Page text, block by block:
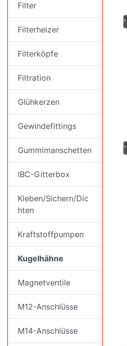
Filter
Filterheizer
Filterköpfe
Filtration
Glühkerzen
Gewindefittings
Gummimanschetten
IBC-Gitterbox
Kleben/Sichern/Dic
hten
Kraftstoffpumpen
Kugelhähne
Magnetventile
M12-Anschlüsse
M14-Anschlüsse